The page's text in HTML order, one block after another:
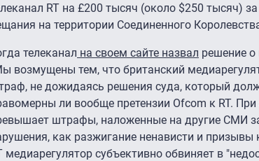
RT на £200 тысяч (около $250 тысяч)
на территории Соединенного
телеканал на своем сайте назвал решение
возмущены тем, что британский
не дожидаясь решения суда, который
ли вообще претензии Ofcom к RT.
штрафы, наложенные на другие СМИ
как разжигание ненависти и призывы
медиарегулятор субъективно обвиняет в